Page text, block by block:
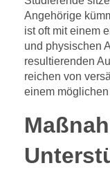
Angehörige
ist oft mit einem
und physischen
resultierenden
reichen von
einem